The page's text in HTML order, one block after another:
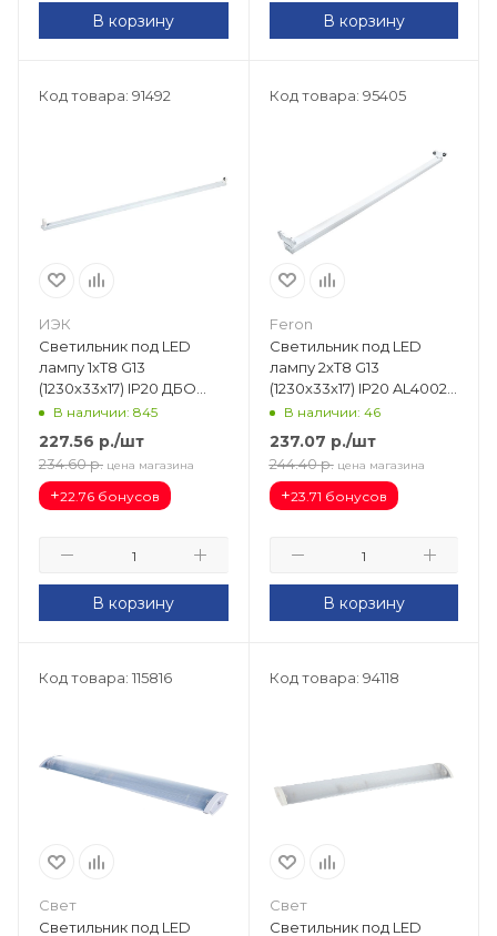
В корзину В корзину
Код товара: 91492
ИЭК
Светильник под LED
лампу 1хT8 G13
(1230х33х17) IP20 ДБО
1001 LDBO0-1001-01-120-
В наличии: 845
227.56 р./шт
234.60 р. цена магазина
+22.76 бонусов
В корзину
Код товара: 95405
Feron
Светильник под LED
лампу 2хT8 G13
(1230х33х17) IP20 AL4002
41220
В наличии: 46
237.07 р./шт
244.40 р. цена магазина
+23.71 бонусов
В корзину
Код товара: 115816
Свет
Светильник под LED
Код товара: 94118
Свет
Светильник под LED